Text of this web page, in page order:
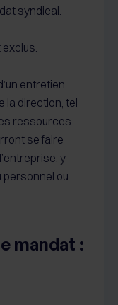
syndical.
entretien
la direction, tel
ressources
se faire
y
ou
mandat :